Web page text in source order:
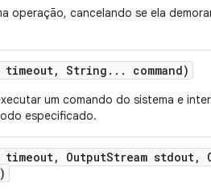
operação, cancelando se ela
timeout, String . . . command)
um comando do sistema e
especificado.
timeout, OutputStream stdout,